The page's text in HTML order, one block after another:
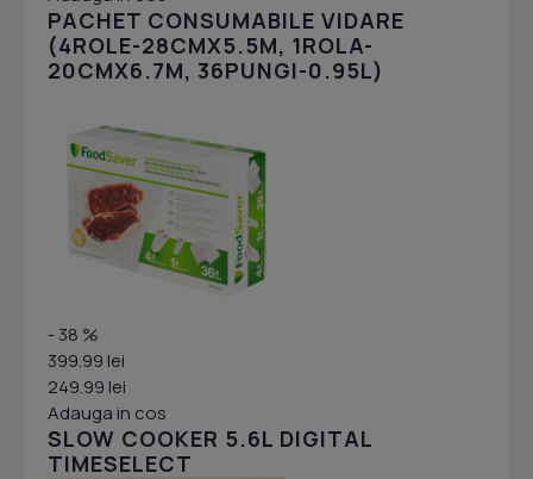
PACHET CONSUMABILE VIDARE
(4ROLE-28CMX5.5M, 1ROLA-
20CMX6.7M, 36PUNGI-0.95L)
- 38 %
399.99 lei
249.99 lei
Adauga in cos
SLOW COOKER 5.6L DIGITAL
TIMESELECT